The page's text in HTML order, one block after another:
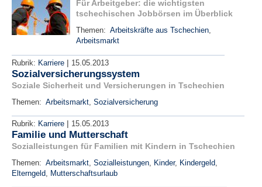
Für Arbeitgeber: die wichtigsten
tschechischen Jobbörsen im Überblick
Themen: Arbeitskräfte aus Tschechien,
Arbeitsmarkt
Rubrik: Karriere | 15.05.2013
Sozialversicherungssystem
Soziale Sicherheit und Versicherungen in Tschechien
Themen: Arbeitsmarkt, Sozialversicherung
Rubrik: Karriere | 15.05.2013
Familie und Mutterschaft
Sozialleistungen für Familien mit Kindern in Tschechien
Themen: Arbeitsmarkt, Sozialleistungen, Kinder, Kindergeld,
Elterngeld, Mutterschaftsurlaub